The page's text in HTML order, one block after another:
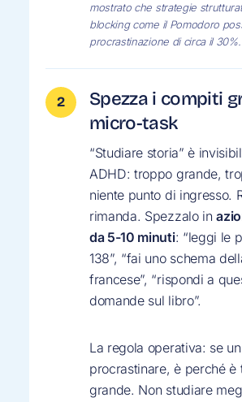
mostrato che strategie
blocking come il Pomodoro
procrastinazione di circa il 30%.
Spezza i compiti
micro-task
“Studiare storia” è
ADHD: troppo grande,
niente punto di ingresso.
rimanda. Spezzalo in
da 5-10 minuti: “leggi le
138”, “fai uno schema
francese”, “rispondi a
domande sul libro”.
La regola operativa: se
procrastinare, è perché è
grande. Non studiare